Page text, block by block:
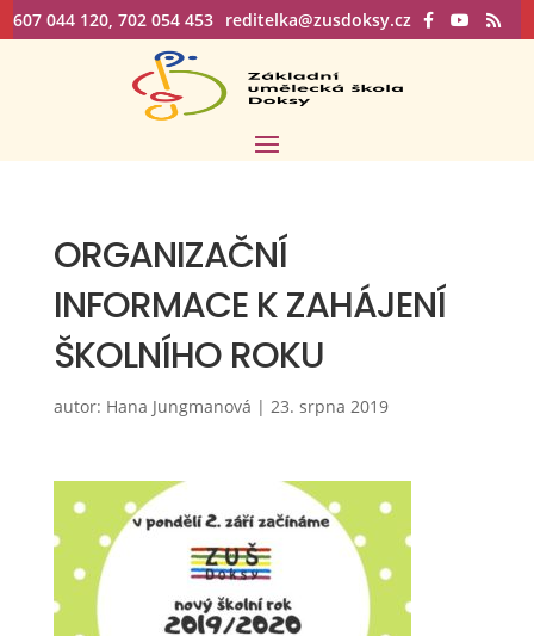
607 044 120, 702 054 453 reditelka@zusdoksy.cz
ORGANIZAČNÍ
INFORMACE K ZAHÁJENÍ
ŠKOLNÍHO ROKU
autor: Hana Jungmanová | 23. srpna 2019